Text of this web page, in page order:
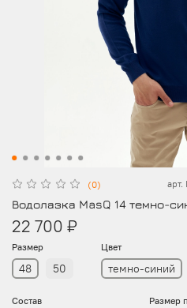
(0) арт.
Водолазка MasQ 14 темно-
22 700 ₽
Размер
48 50
Цвет
темно-синий
Состав Размер